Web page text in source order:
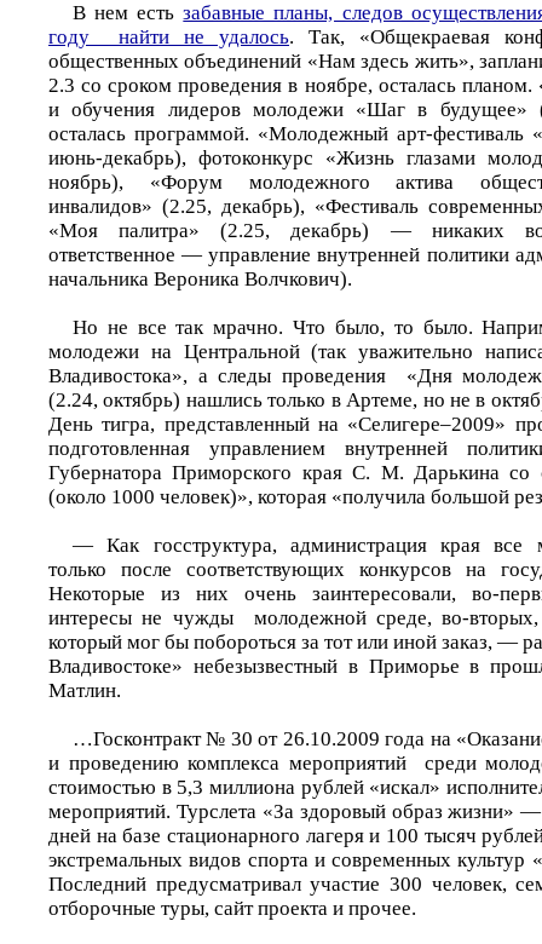
В нем естьзабавные планы, следов
году найти не удалось. Так, «Общекраевая
общественных объединений «Нам здесь жить»,
2.3 со сроком проведения в ноябре, осталась
и обучения лидеров молодежи «Шаг в будущее»
осталась программой. «Молодежный арт-
июнь-декабрь), фотоконкурс «Жизнь глазами
ноябрь), «Форум молодежного актива
инвалидов» (2.25, декабрь), «Фестиваль
«Моя палитра» (2.25, декабрь) — никаких
ответственное — управление внутренней политики
начальника Вероника Волчкович).
Но не все так мрачно. Что было, то было.
молодежи на Центральной (так уважительно
Владивостока», а следы проведения «Дня
(2.24, октябрь) нашлись только в Артеме, но не в
День тигра, представленный на «Селигере–2009»
подготовленная управлением внутренней
Губернатора Приморского края С. М. Дарькина со
(около 1000 человек)», которая «получила большой
— Как госструктура, администрация края все
только после соответствующих конкурсов на
Некоторые из них очень заинтересовали, во-
интересы не чужды молодежной среде, во-вторых,
который мог бы побороться за тот или иной заказ, —
Владивостоке» небезызвестный в Приморье в
Матлин.
…Госконтракт № 30 от 26.10.2009 года на
и проведению комплекса мероприятий среди
стоимостью в 5,3 миллиона рублей «искал»
мероприятий. Турслета «За здоровый образ жизни»
дней на базе стационарного лагеря и 100 тысяч
экстремальных видов спорта и современных культур
Последний предусматривал участие 300 человек,
отборочные туры, сайт проекта и прочее.